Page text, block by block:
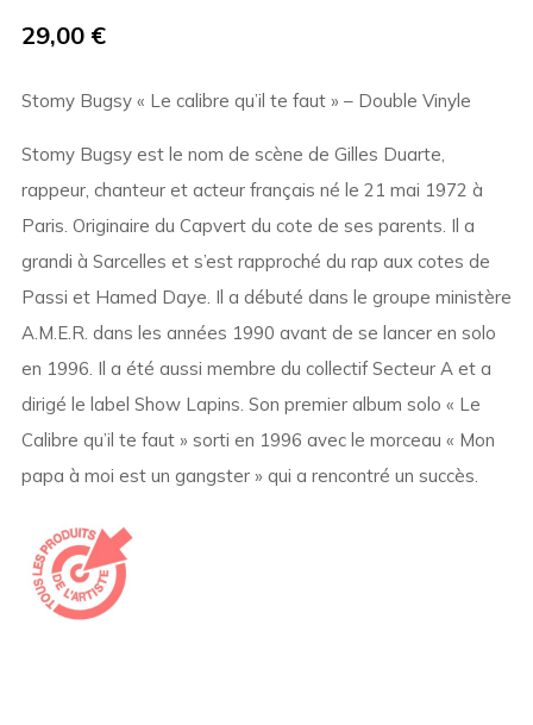
29,00 €
Stomy Bugsy « Le calibre qu’il te faut » – Double Vinyle
Stomy Bugsy est le nom de scène de Gilles Duarte,
rappeur, chanteur et acteur français né le 21 mai 1972 à
Paris. Originaire du Capvert du cote de ses parents. Il a
grandi à Sarcelles et s’est rapproché du rap aux cotes de
Passi et Hamed Daye. Il a débuté dans le groupe ministère
A.M.E.R. dans les années 1990 avant de se lancer en solo
en 1996. Il a été aussi membre du collectif Secteur A et a
dirigé le label Show Lapins. Son premier album solo « Le
Calibre qu’il te faut » sorti en 1996 avec le morceau « Mon
papa à moi est un gangster » qui a rencontré un succès.